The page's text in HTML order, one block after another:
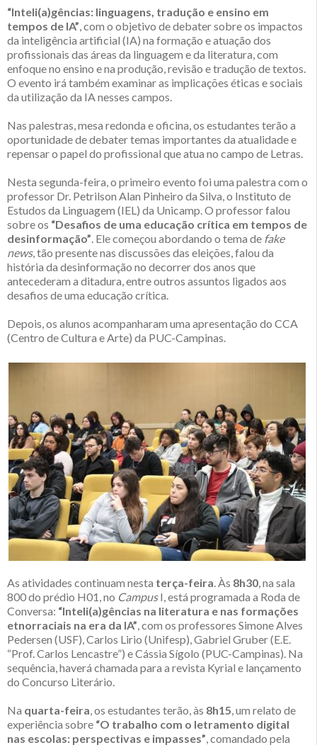
“Inteli(a)gências: linguagens, tradução e ensino em
tempos de IA”, com o objetivo de debater sobre os impactos
da inteligência artificial (IA) na formação e atuação dos
profissionais das áreas da linguagem e da literatura, com
enfoque no ensino e na produção, revisão e tradução de textos.
O evento irá também examinar as implicações éticas e sociais
da utilização da IA nesses campos.
Nas palestras, mesa redonda e oficina, os estudantes terão a
oportunidade de debater temas importantes da atualidade e
repensar o papel do profissional que atua no campo de Letras.
Nesta segunda-feira, o primeiro evento foi uma palestra com o
professor Dr. Petrilson Alan Pinheiro da Silva, o Instituto de
Estudos da Linguagem (IEL) da Unicamp. O professor falou
sobre os “Desafios de uma educação crítica em tempos de
desinformação”. Ele começou abordando o tema de fake
news, tão presente nas discussões das eleições, falou da
história da desinformação no decorrer dos anos que
antecederam a ditadura, entre outros assuntos ligados aos
desafios de uma educação crítica.
Depois, os alunos acompanharam uma apresentação do CCA
(Centro de Cultura e Arte) da PUC-Campinas.
As atividades continuam nesta terça-feira. Às 8h30, na sala
800 do prédio H01, no CampusI, está programada a Roda de
Conversa: “Inteli(a)gências na literatura e nas formações
etnorraciais na era da IA”, com os professores Simone Alves
Pedersen (USF), Carlos Lirio (Unifesp), Gabriel Gruber (E.E.
“Prof. Carlos Lencastre”) e Cássia Sígolo (PUC-Campinas). Na
sequência, haverá chamada para a revista Kyrial e lançamento
do Concurso Literário.
Na quarta-feira, os estudantes terão, às 8h15, um relato de
experiência sobre “O trabalho com o letramento digital
nas escolas: perspectivas e impasses”, comandado pela